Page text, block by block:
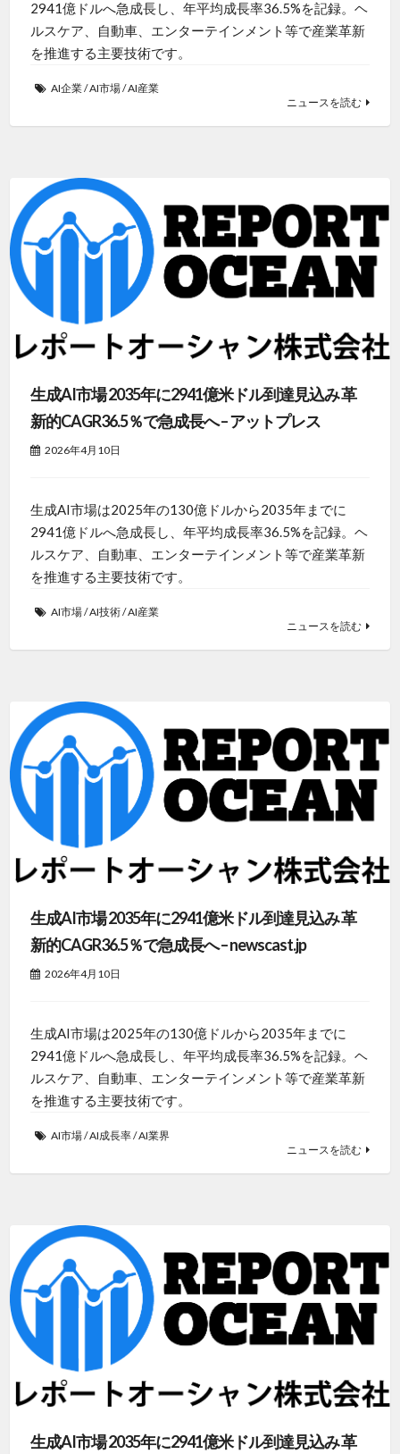
2941億ドルへ急成長し、年平均成長率36.5%を記録。ヘ
ルスケア、自動車、エンターテインメント等で産業革新
を推進する主要技術です。
AI企業/AI市場/AI産業
ニュースを読む
生成AI市場 2035年に2941億米ドル到達見込み 革
新的CAGR36.5％で急成長へ – アットプレス
2026年4月10日
生成AI市場は2025年の130億ドルから2035年までに
2941億ドルへ急成長し、年平均成長率36.5%を記録。ヘ
ルスケア、自動車、エンターテインメント等で産業革新
を推進する主要技術です。
AI市場/AI技術/AI産業
ニュースを読む
生成AI市場 2035年に2941億米ドル到達見込み 革
新的CAGR36.5％で急成長へ – newscast.jp
2026年4月10日
生成AI市場は2025年の130億ドルから2035年までに
2941億ドルへ急成長し、年平均成長率36.5%を記録。ヘ
ルスケア、自動車、エンターテインメント等で産業革新
を推進する主要技術です。
AI市場/AI成長率/AI業界
ニュースを読む
生成AI市場 2035年に2941億米ドル到達見込み 革